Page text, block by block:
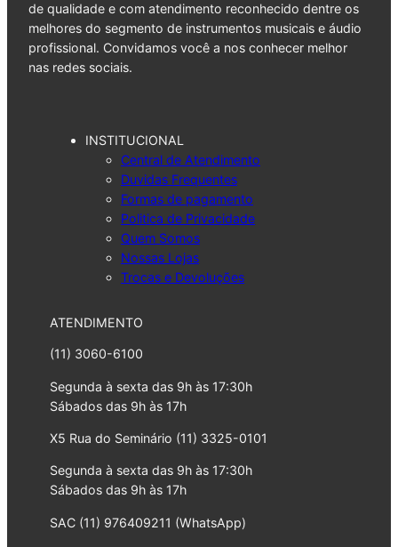
de qualidade e com atendimento reconhecido dentre os
melhores do segmento de instrumentos musicais e áudio
profissional. Convidamos você a nos conhecer melhor
nas redes sociais.
INSTITUCIONAL
Central de Atendimento
Duvidas Frequentes
Formas de pagamento
Politica de Privacidade
Quem Somos
Nossas Lojas
Trocas e Devoluções
ATENDIMENTO
(11) 3060-6100
Segunda à sexta das 9h às 17:30h
Sábados das 9h às 17h
X5 Rua do Seminário (11) 3325-0101
Segunda à sexta das 9h às 17:30h
Sábados das 9h às 17h
SAC (11) 976409211 (WhatsApp)